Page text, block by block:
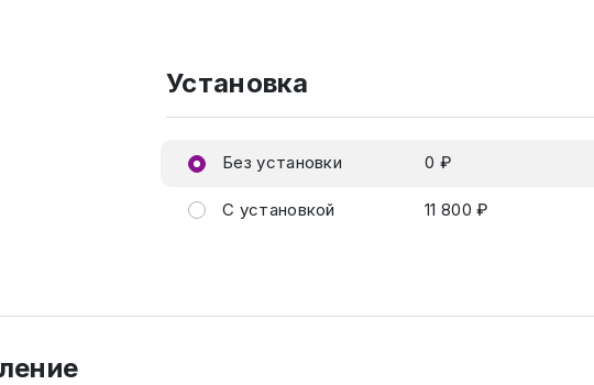
Установка
Без установки 0 ₽
С установкой 11 800 ₽